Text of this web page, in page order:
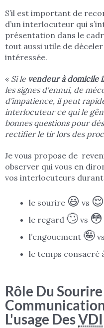
S’il est important de
d’un interlocuteur qui
présentation dans le
tout aussi utile de
intéressée.
« Si le vendeur à domicile
les signes d’ennui, de
d’impatience, il peut
interlocuteur ce qui le
bonnes questions pour
rectifier le tir lors des
Je vous propose de
observer qui vous en
vos interlocuteurs durant
le sourire 😃 vs 😌
le regard 🙄 vs 😳
l’engouement 🤪 vs
le temps consacré
Rôle Du
L'usage DesVDI